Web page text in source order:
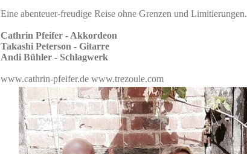
Eine abenteuer-freudige Reise ohne Grenzen und Limitierungen.
Cathrin Pfeifer - Akkordeon
Takashi Peterson - Gitarre
Andi Bühler - Schlagwerk
www.cathrin-pfeifer.de www.trezoule.com